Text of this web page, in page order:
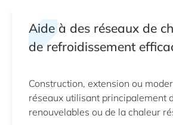
Aide à des réseaux de
de refroidissement
Construction, extension ou
réseaux utilisant principalement
renouvelables ou de la chaleur